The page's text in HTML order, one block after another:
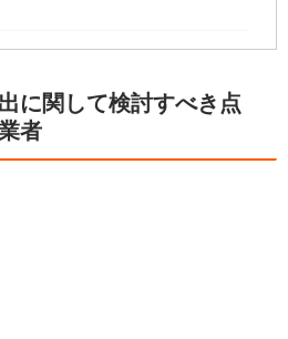
に関して検討すべき点
者